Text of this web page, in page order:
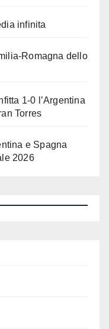
infinita
Romagna dello
1-0 l’Argentina
Torres
e Spagna
2026